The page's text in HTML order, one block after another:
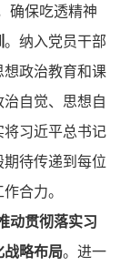
确保吃透精神
。纳入党员干部
政治教育和课
自觉、思想自
将习近平总书记
待传递到每位
合力。
动贯彻落实习
战略布局。进一